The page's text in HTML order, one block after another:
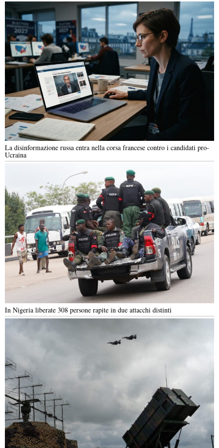
La disinformazione russa entra nella corsa francese contro i candidati pro-
Ucraina
In Nigeria liberate 308 persone rapite in due attacchi distinti